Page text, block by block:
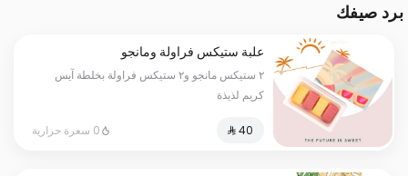
برد صيفك
علبة ستيكس فراولة ومانجو
٢ ستيكس مانجو و٢ ستيكس فراولة بخلطة آيس
كريم لذيذة
0 سعرة حرارية